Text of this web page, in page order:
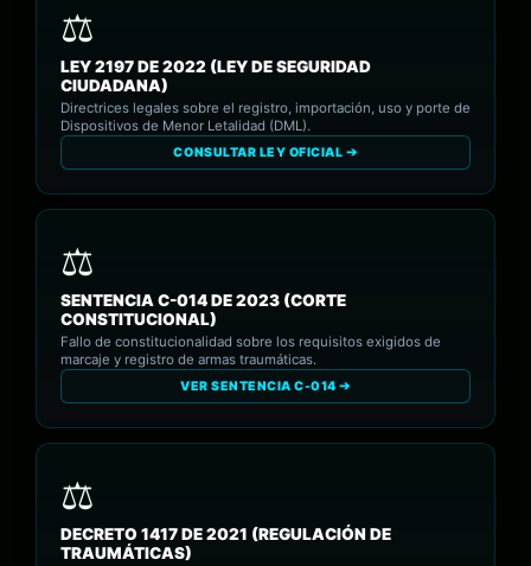
LEY 2197 DE 2022 (LEY DE SEGURIDAD
CIUDADANA)
Directrices legales sobre el registro, importación, uso y porte de
Dispositivos de Menor Letalidad (DML).
CONSULTAR LEY OFICIAL ➔
SENTENCIA C-014 DE 2023 (CORTE
CONSTITUCIONAL)
Fallo de constitucionalidad sobre los requisitos exigidos de
marcaje y registro de armas traumáticas.
VER SENTENCIA C-014 ➔
DECRETO 1417 DE 2021 (REGULACIÓN DE
TRAUMÁTICAS)